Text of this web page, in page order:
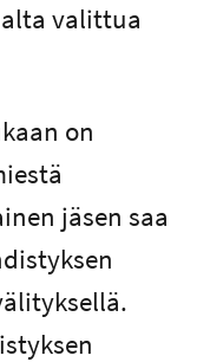
valittua
on
jäsen saa